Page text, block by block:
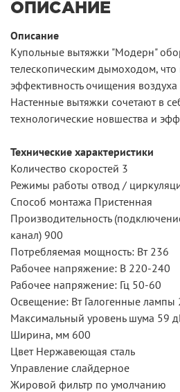
ОПИСАНИЕ
Описание
Купольные вытяжки "Модерн"
телескопическим дымоходом,
эффективность очищения
Настенные вытяжки сочетают в
технологические новшества и
Технические характеристики
Количество скоростей 3
Режимы работы отвод /
Способ монтажа Пристенная
Производительность
канал) 900
Потребляемая мощность: Вт 236
Рабочее напряжение: В 220-240
Рабочее напряжение: Гц 50-60
Освещение: Вт Галогенные лампы
Максимальный уровень шума 59
Ширина, мм 600
Цвет Нержавеющая сталь
Управление слайдерное
Жировой фильтр по умолчанию